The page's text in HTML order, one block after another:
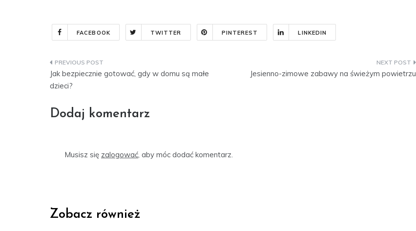
FACEBOOK TWITTER PINTEREST LINKEDIN
Nawigacja
wpisu
Jak bezpiecznie gotować, gdy w domu są małe
dzieci?
Jesienno-zimowe zabawy na świeżym powietrzu
Dodaj komentarz
Musisz się zalogować, aby móc dodać komentarz.
Zobacz również